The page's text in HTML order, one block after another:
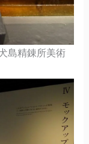
島精錬所美術